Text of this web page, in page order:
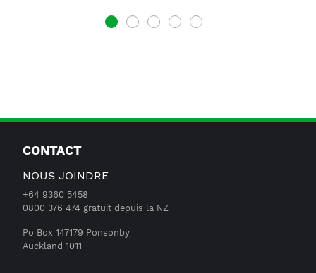
1 2 3 4 5
CONTACT
NOUS JOINDRE
+64 9360 5458
0800 376 474 gratuit depuis la NZ
Po Box 147179 Ponsonby
Auckland 1011